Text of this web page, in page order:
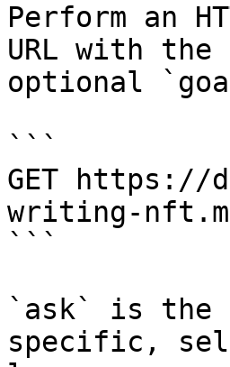
Perform an
URL with
optional
```
GET https://
writing-
```
`ask` is the
specific,